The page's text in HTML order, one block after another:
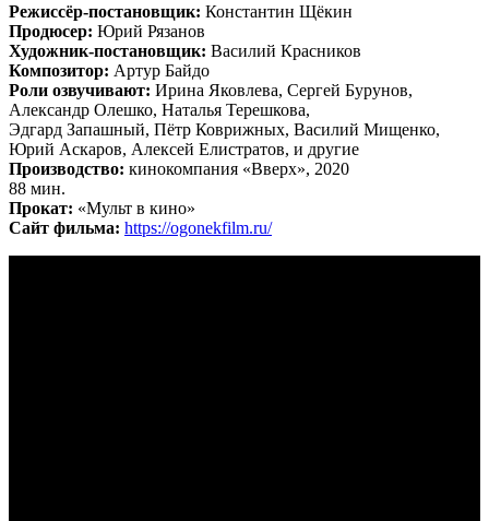
Режиссёр-постановщик: Константин Щёкин
Продюсер: Юрий Рязанов
Художник-постановщик: Василий Красников
Композитор: Артур Байдо
Роли озвучивают: Ирина Яковлева, Сергей Бурунов,
Александр Олешко, Наталья Терешкова,
Эдгард Запашный, Пётр Коврижных, Василий Мищенко,
Юрий Аскаров, Алексей Елистратов, и другие
Производство: кинокомпания «Вверх», 2020
88 мин.
Прокат: «Мульт в кино»
Сайт фильма: https://ogonekfilm.ru/